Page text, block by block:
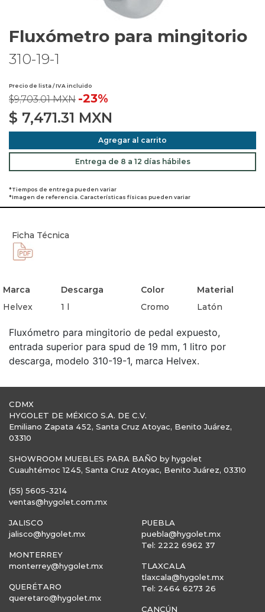
Fluxómetro para mingitorio
310-19-1
Precio de lista / IVA incluido
$9,703.01 MXN -23%
$ 7,471.31 MXN
Agregar al carrito
Entrega de 8 a 12 días hábiles
*Tiempos de entrega pueden variar
*Imagen de referencia. Características físicas pueden variar
Ficha Técnica
Marca Descarga Color
Material
Helvex
1 l Cromo Latón
Fluxómetro para mingitorio de pedal expuesto,
entrada superior para spud de 19 mm, 1 litro por
descarga, modelo 310-19-1, marca Helvex.
CDMX
HYGOLET DE MÉXICO S.A. DE C.V.
Emiliano Zapata 452, Santa Cruz Atoyac, Benito Juárez,
03310
SHOWROOM MUEBLES PARA BAÑO by hygolet
Cuauhtémoc 1245, Santa Cruz Atoyac, Benito Juárez, 03310
(55) 5605-3214
ventas@hygolet.com.mx
JALISCO
jalisco@hygolet.mx
MONTERREY
monterrey@hygolet.mx
QUERÉTARO
queretaro@hygolet.mx
PUEBLA
puebla@hygolet.mx
Tel: 2222 6962 37
TLAXCALA
tlaxcala@hygolet.mx
Tel: 2464 6273 26
CANCÚN